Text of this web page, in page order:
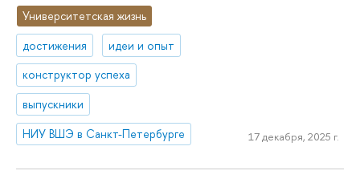
Университетская жизнь
достижения
идеи и опыт
конструктор успеха
выпускники
НИУ ВШЭ в Санкт-Петербурге
17 декабря, 2025 г.